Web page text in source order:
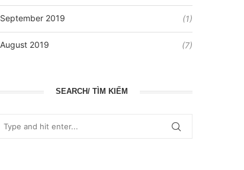
September 2019 (1)
August 2019 (7)
SEARCH/ TÌM KIẾM